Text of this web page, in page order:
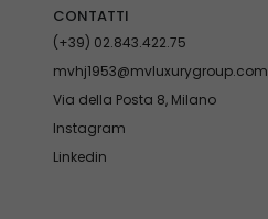
CONTATTI
(+39) 02.843.422.75
mvhj1953@mvluxurygroup.com
Via della Posta 8, Milano
Instagram
Linkedin